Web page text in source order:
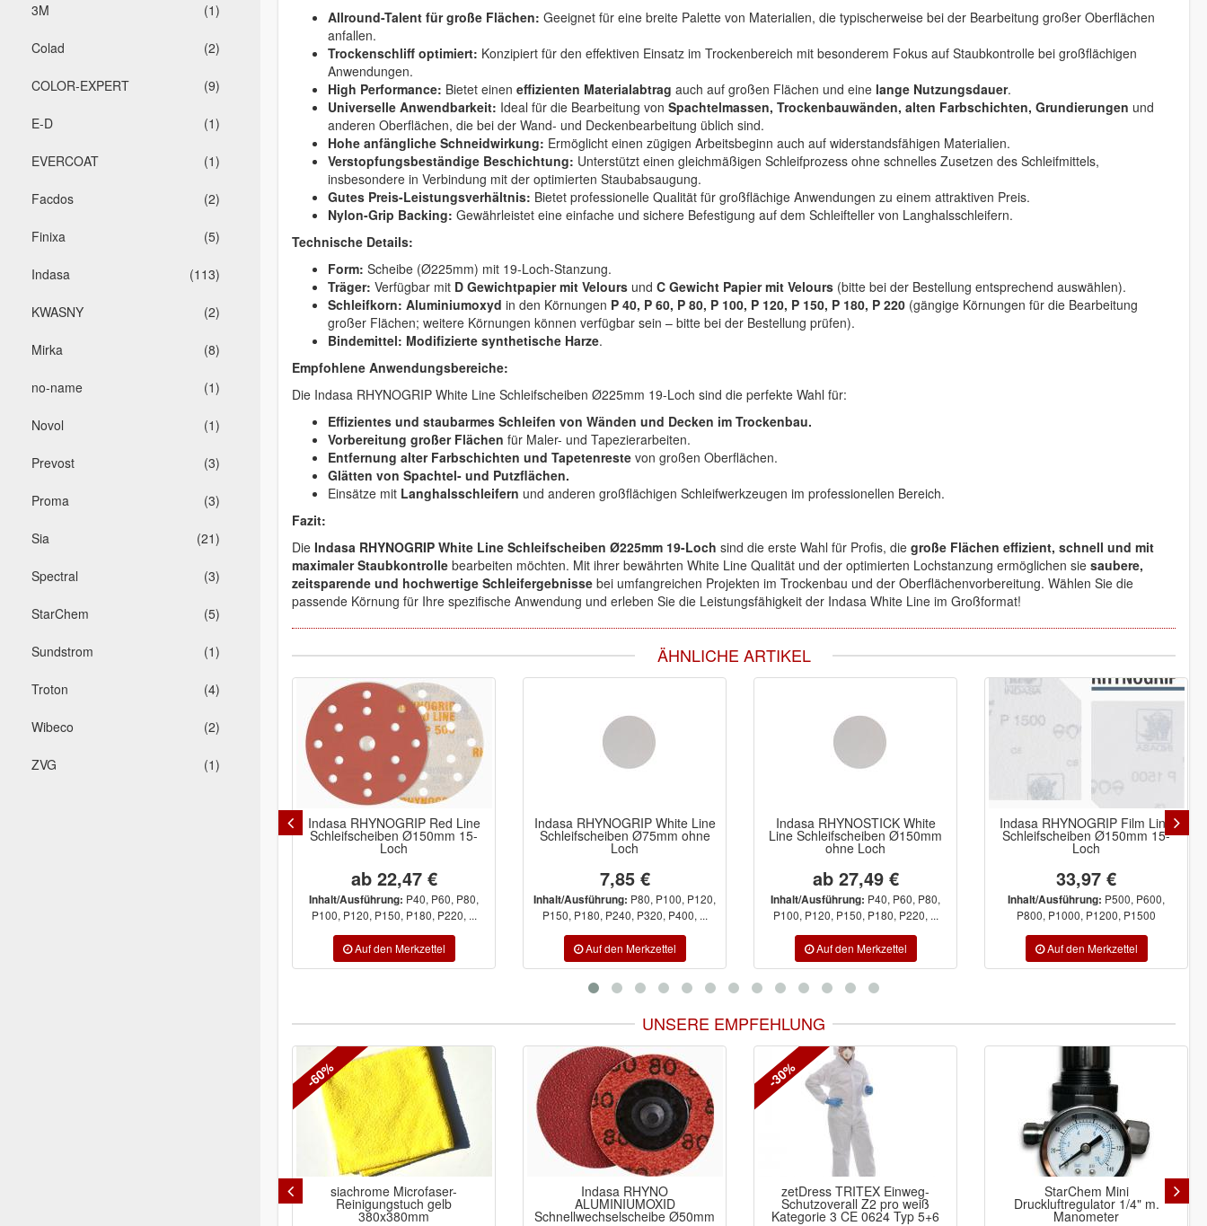
(1)
3M
(2)
Colad
(9)
COLOR-EXPERT
(1)
E-D
(1)
EVERCOAT
(2)
Facdos
(5)
Finixa
(113)
Indasa
(2)
KWASNY
(8)
Mirka
(1)
no-name
(1)
Novol
(3)
Prevost
(3)
Proma
(21)
Sia
(3)
Spectral
(5)
StarChem
(1)
Sundstrom
(4)
Troton
(2)
Wibeco
(1)
ZVG
Allround-Talent für große Flächen: Geeignet für eine breite Palette von Materialien, die typischerweise bei der Bearbeitung großer Oberflächen
anfallen.
Trockenschliff optimiert: Konzipiert für den effektiven Einsatz im Trockenbereich mit besonderem Fokus auf Staubkontrolle bei großflächigen
Anwendungen.
High Performance: Bietet einen effizienten Materialabtrag auch auf großen Flächen und eine lange Nutzungsdauer.
Universelle Anwendbarkeit: Ideal für die Bearbeitung von Spachtelmassen, Trockenbauwänden, alten Farbschichten, Grundierungen und
anderen Oberflächen, die bei der Wand- und Deckenbearbeitung üblich sind.
Hohe anfängliche Schneidwirkung: Ermöglicht einen zügigen Arbeitsbeginn auch auf widerstandsfähigen Materialien.
Verstopfungsbeständige Beschichtung: Unterstützt einen gleichmäßigen Schleifprozess ohne schnelles Zusetzen des Schleifmittels,
insbesondere in Verbindung mit der optimierten Staubabsaugung.
Gutes Preis-Leistungsverhältnis: Bietet professionelle Qualität für großflächige Anwendungen zu einem attraktiven Preis.
Nylon-Grip Backing: Gewährleistet eine einfache und sichere Befestigung auf dem Schleifteller von Langhalsschleifern.
Technische Details:
Form: Scheibe (Ø225mm) mit 19-Loch-Stanzung.
Träger: Verfügbar mit D Gewichtpapier mit Velours und C Gewicht Papier mit Velours (bitte bei der Bestellung entsprechend auswählen).
Schleifkorn: Aluminiumoxyd in den Körnungen P 40, P 60, P 80, P 100, P 120, P 150, P 180, P 220 (gängige Körnungen für die Bearbeitung
großer Flächen; weitere Körnungen können verfügbar sein – bitte bei der Bestellung prüfen).
Bindemittel: Modifizierte synthetische Harze.
Empfohlene Anwendungsbereiche:
Die Indasa RHYNOGRIP White Line Schleifscheiben Ø225mm 19-Loch sind die perfekte Wahl für:
Effizientes und staubarmes Schleifen von Wänden und Decken im Trockenbau.
Vorbereitung großer Flächen für Maler- und Tapezierarbeiten.
Entfernung alter Farbschichten und Tapetenreste von großen Oberflächen.
Glätten von Spachtel- und Putzflächen.
Einsätze mit Langhalsschleifern und anderen großflächigen Schleifwerkzeugen im professionellen Bereich.
Fazit:
Die Indasa RHYNOGRIP White Line Schleifscheiben Ø225mm 19-Loch sind die erste Wahl für Profis, die große Flächen effizient, schnell und mit
maximaler Staubkontrolle bearbeiten möchten. Mit ihrer bewährten White Line Qualität und der optimierten Lochstanzung ermöglichen sie saubere,
zeitsparende und hochwertige Schleifergebnisse bei umfangreichen Projekten im Trockenbau und der Oberflächenvorbereitung. Wählen Sie die
passende Körnung für Ihre spezifische Anwendung und erleben Sie die Leistungsfähigkeit der Indasa White Line im Großformat!
ÄHNLICHE ARTIKEL
Indasa RHYNOGRIP Red Line
Schleifscheiben Ø150mm 15-
Loch
ab 22,47 €
Inhalt/Ausführung: P40, P60, P80,
P100, P120, P150, P180, P220, ...
Indasa RHYNOGRIP White Line
Schleifscheiben Ø75mm ohne
Loch
7,85 €
Inhalt/Ausführung: P80, P100, P120,
P150, P180, P240, P320, P400, ...
Indasa RHYNOSTICK White
Line Schleifscheiben Ø150mm
ohne Loch
ab 27,49 €
Inhalt/Ausführung: P40, P60, P80,
P100, P120, P150, P180, P220, ...
Indasa RHYNOGRIP Film Line
Schleifscheiben Ø150mm 15-
Loch
33,97 €
Inhalt/Ausführung: P500, P600,
P800, P1000, P1200, P1500
UNSERE EMPFEHLUNG
Indasa RHYNO
ALUMINIUMOXID
Schnellwechselscheibe Ø50mm
zetDress TRITEX Einweg-
Schutzoverall Z2 pro weiß
Kategorie 3 CE 0624 Typ 5+6
-30%
StarChem Mini
Druckluftregulator 1/4" m.
Manometer
siaair 7940 siafast Schaumstoff-
Schleifscheiben ungelocht
Ø150mm